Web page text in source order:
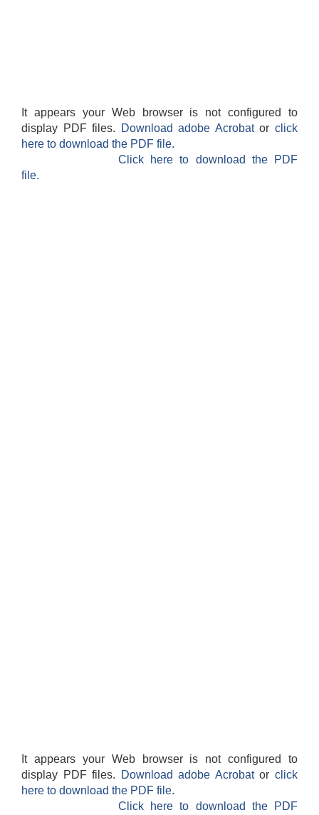
It appears your Web browser is not configured to
display PDF files.
Download adobe Acrobatorclick
here to download the PDF file.
Click here to download the PDF
file.
It appears your Web browser is not configured to
display PDF files.
Download adobe Acrobatorclick
here to download the PDF file.
Click here to download the PDF